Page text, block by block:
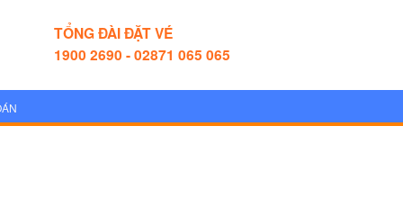
TỔNG ĐÀI ĐẶT VÉ
1900 2690 - 02871 065 065